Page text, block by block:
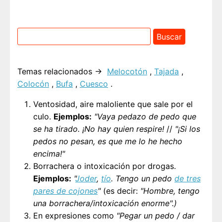
Temas relacionados → Melocotón , Tajada ,
Colocón , Bufa , Cuesco .
Ventosidad, aire maloliente que sale por el
culo. Ejemplos: "Vaya pedazo de pedo que
se ha tirado. ¡No hay quien respire! // "¡Si los
pedos no pesan, es que me lo he hecho
encima!"
Borrachera o intoxicación por drogas.
Ejemplos: "Joder, tío. Tengo un pedo de tres
pares de cojones"(es decir: "Hombre, tengo
una borrachera/intoxicación enorme".)
En expresiones como "Pegar un pedo / dar